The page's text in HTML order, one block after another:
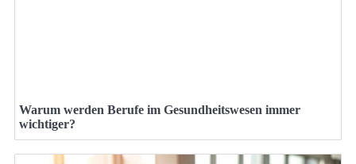
Warum werden Berufe im Gesundheitswesen immer
wichtiger?